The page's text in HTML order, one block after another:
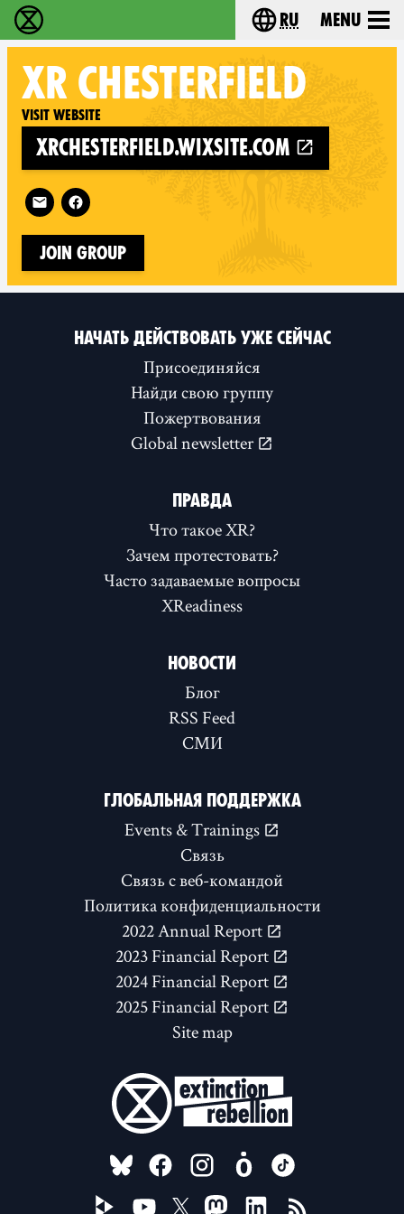
Extinction Rebellion - Home Choose your
ru Menu
XR CHESTERFIELD
Visit website
xrchesterfield.wixsite.com
Follow XR Chesterfield on
Join Group
НАЧАТЬ ДЕЙСТВОВАТЬ УЖЕ СЕЙЧАС
Присоединяйся
Найди свою группу
Пожертвования
Global newsletter
ПРАВДА
Что такое XR?
Зачем протестовать?
Часто задаваемые вопросы
XReadiness
НОВОСТИ
Блог
RSS Feed
СМИ
ГЛОБАЛЬНАЯ ПОДДЕРЖКА
Events & Trainings
Связь
Связь с веб-командой
Политика конфиденциальности
2022 Annual Report
2023 Financial Report
2024 Financial Report
2025 Financial Report
Site map
FOLLOW US ON